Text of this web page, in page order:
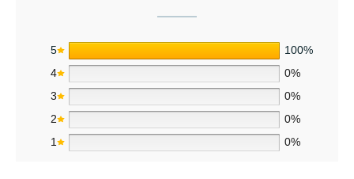
5
100%
4
0%
3
0%
2
0%
1
0%